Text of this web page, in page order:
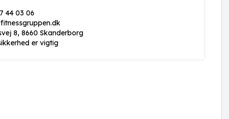
44 03 06
8, 8660 Skanderborg
er vigtig